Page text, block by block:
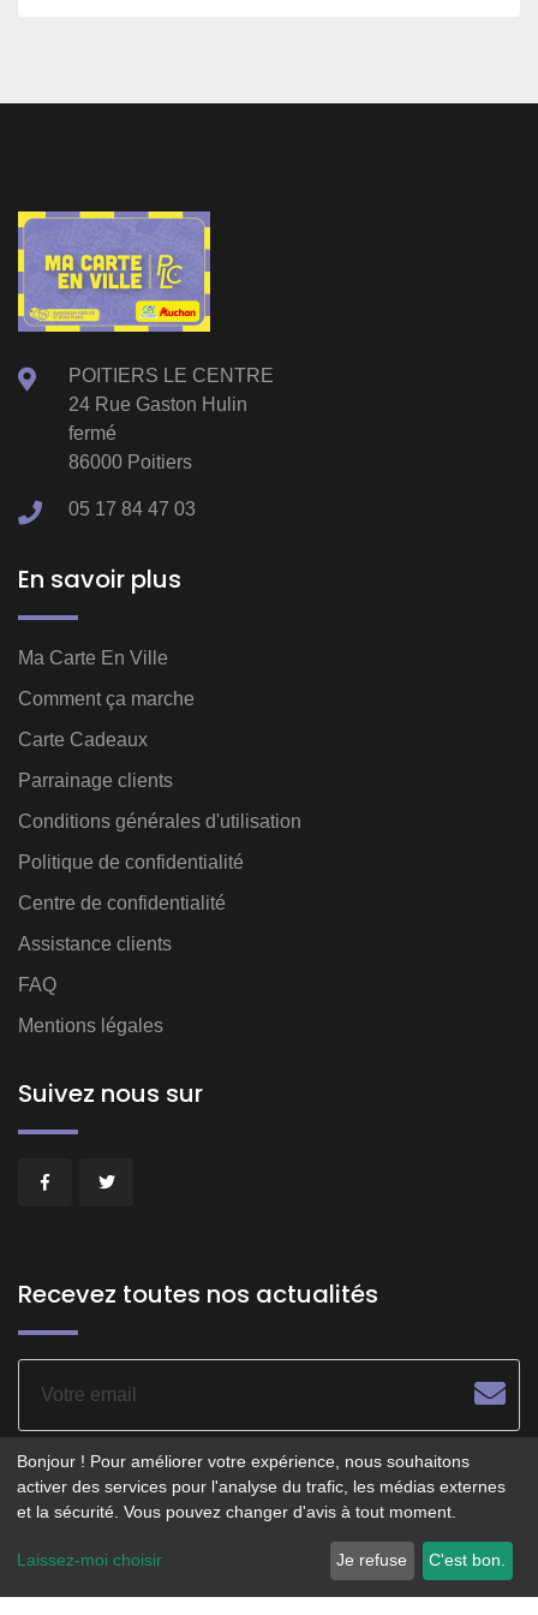
POITIERS LE CENTRE
24 Rue Gaston Hulin
fermé
86000 Poitiers
05 17 84 47 03
En savoir plus
Ma Carte En Ville
Comment ça marche
Carte Cadeaux
Parrainage clients
Conditions générales d'utilisation
Politique de confidentialité
Centre de confidentialité
Assistance clients
FAQ
Mentions légales
Suivez nous sur
Recevez toutes nos actualités
© 2026 - POITIERS LE CENTRE - Service opéré par
Bonjour ! Pour améliorer votre expérience, nous souhaitons
activer des services pour l'analyse du trafic, les médias externes
et la sécurité. Vous pouvez changer d'avis à tout moment.
Laissez-moi choisir Je refuse C'est bon.